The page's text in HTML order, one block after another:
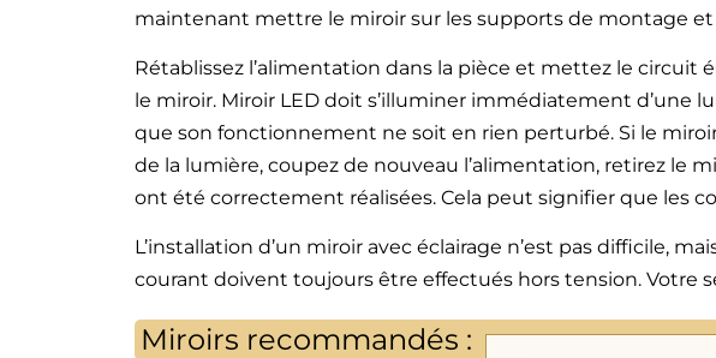
maintenant mettre le miroir sur les supports de montage et
Rétablissez l’alimentation dans la pièce et mettez le circuit
le miroir. Miroir LED doit s’illuminer immédiatement d’une
que son fonctionnement ne soit en rien perturbé. Si le
de la lumière, coupez de nouveau l’alimentation, retirez le
ont été correctement réalisées. Cela peut signifier que les
L’installation d’un miroir avec éclairage n’est pas difficile,
courant doivent toujours être effectués hors tension. Votre
Miroirs recommandés :